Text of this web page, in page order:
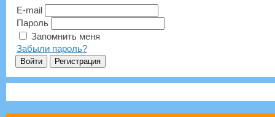
E-mail
Пароль
Запомнить меня
Забыли пароль?